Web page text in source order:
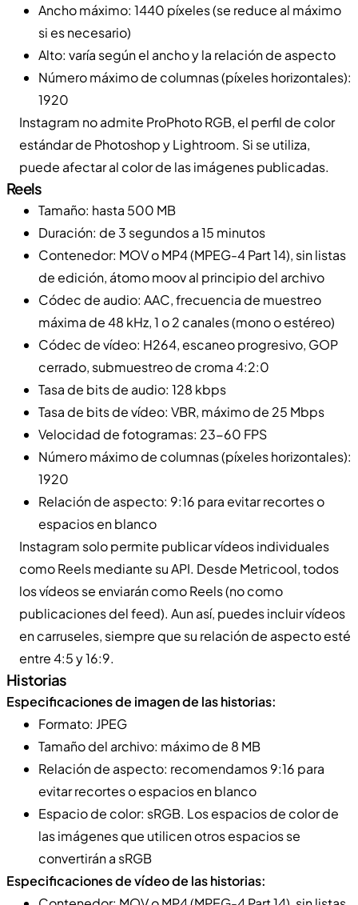
Ancho máximo: 1440 píxeles (se reduce al máximo
si es necesario)
Alto: varía según el ancho y la relación de aspecto
Número máximo de columnas (píxeles horizontales):
1920
Instagram no admite ProPhoto RGB, el perfil de color
estándar de Photoshop y Lightroom. Si se utiliza,
puede afectar al color de las imágenes publicadas.
Reels
Tamaño: hasta 500 MB
Duración: de 3 segundos a 15 minutos
Contenedor: MOV o MP4 (MPEG-4 Part 14), sin listas
de edición, átomo moov al principio del archivo
Códec de audio: AAC, frecuencia de muestreo
máxima de 48 kHz, 1 o 2 canales (mono o estéreo)
Códec de vídeo: H264, escaneo progresivo, GOP
cerrado, submuestreo de croma 4:2:0
Tasa de bits de audio: 128 kbps
Tasa de bits de vídeo: VBR, máximo de 25 Mbps
Velocidad de fotogramas: 23-60 FPS
Número máximo de columnas (píxeles horizontales):
1920
Relación de aspecto: 9:16 para evitar recortes o
espacios en blanco
Instagram solo permite publicar vídeos individuales
como Reels mediante su API. Desde Metricool, todos
los vídeos se enviarán como Reels (no como
publicaciones del feed). Aun así, puedes incluir vídeos
en carruseles, siempre que su relación de aspecto esté
entre 4:5 y 16:9.
Historias
Especificaciones de imagen de las historias:
Formato: JPEG
Tamaño del archivo: máximo de 8 MB
Relación de aspecto: recomendamos 9:16 para
evitar recortes o espacios en blanco
Espacio de color: sRGB. Los espacios de color de
las imágenes que utilicen otros espacios se
convertirán a sRGB
Especificaciones de vídeo de las historias: